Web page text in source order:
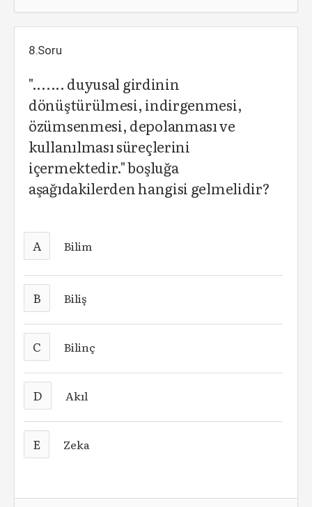
8.Soru
"....... duyusal girdinin
dönüştürülmesi, indirgenmesi,
özümsenmesi, depolanması ve
kullanılması süreçlerini
içermektedir." boşluğa
aşağıdakilerden hangisi gelmelidir?
A Bilim
B Biliş
C Bilinç
D Akıl
E Zeka